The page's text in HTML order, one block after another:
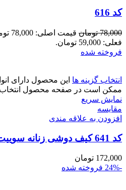
کد 616
78,000 تومان قیمت اصلی: 78,000 تومان بود.
فعلی: 59,000 تومان.
فروخته شده
انتخاب گزینه ها این محصول دارای
ممکن است در صفحه محصول
نمایش سریع
مقايسه
افزودن به علاقه مندی
کد 641 کیف دوشی زنانه سوییت
172,000 تومان
-24%
فروخته شده